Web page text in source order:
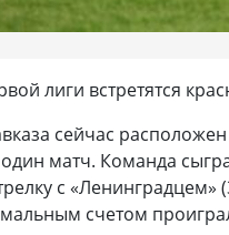
лиги встретятся
сейчас
матч. Команда
с
счетом